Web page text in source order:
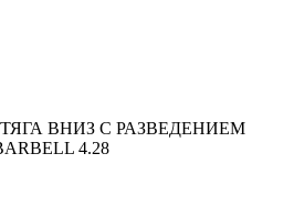
ВНИЗ С РАЗВЕДЕНИЕМ
4.28